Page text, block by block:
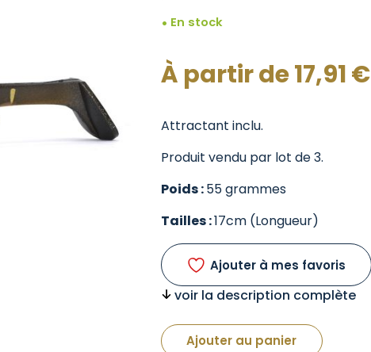
En stock
À partir de17,91€
Attractant inclu.
Produit vendu par lot de 3.
Poids :55 grammes
Tailles :17cm (Longueur)
Ajouter à mes favoris
voir la description complète
Ajouter au panier